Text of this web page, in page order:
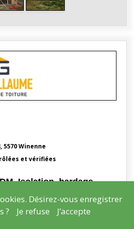
5570 Winenne
et vérifiées
Isolation, bardage
de charpente
Désirez-vous enregistrer
?
Je refuse J’accepte